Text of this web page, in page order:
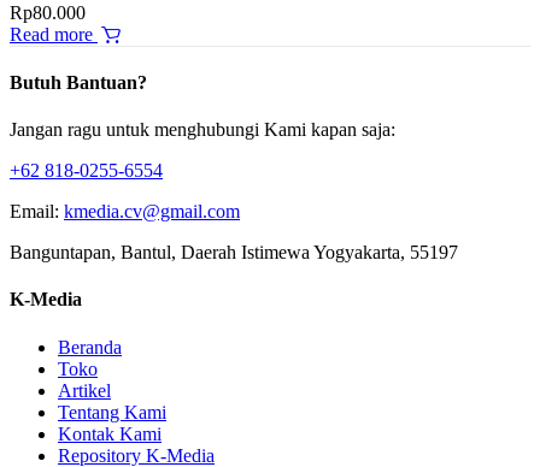
Rp80.000
Read more
Butuh Bantuan?
Jangan ragu untuk menghubungi Kami kapan saja:
+62 818-0255-6554
Email: kmedia.cv@gmail.com
Banguntapan, Bantul, Daerah Istimewa Yogyakarta, 55197
K-Media
Beranda
Toko
Artikel
Tentang Kami
Kontak Kami
Repository K-Media